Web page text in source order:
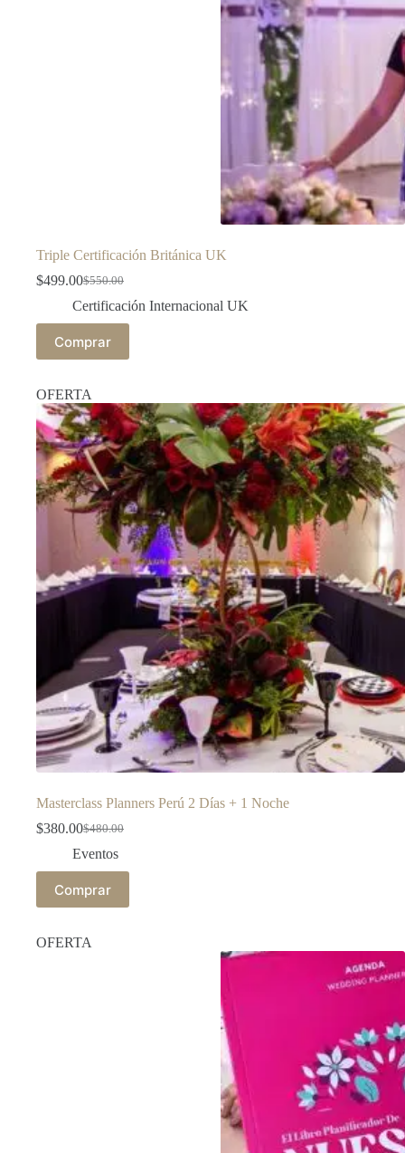
Triple Certificación Británica UK
$550.00
$499.00
Certificación Internacional UK
Comprar
OFERTA
Masterclass Planners Perú 2 Días + 1 Noche
$480.00
$380.00
Eventos
Comprar
OFERTA